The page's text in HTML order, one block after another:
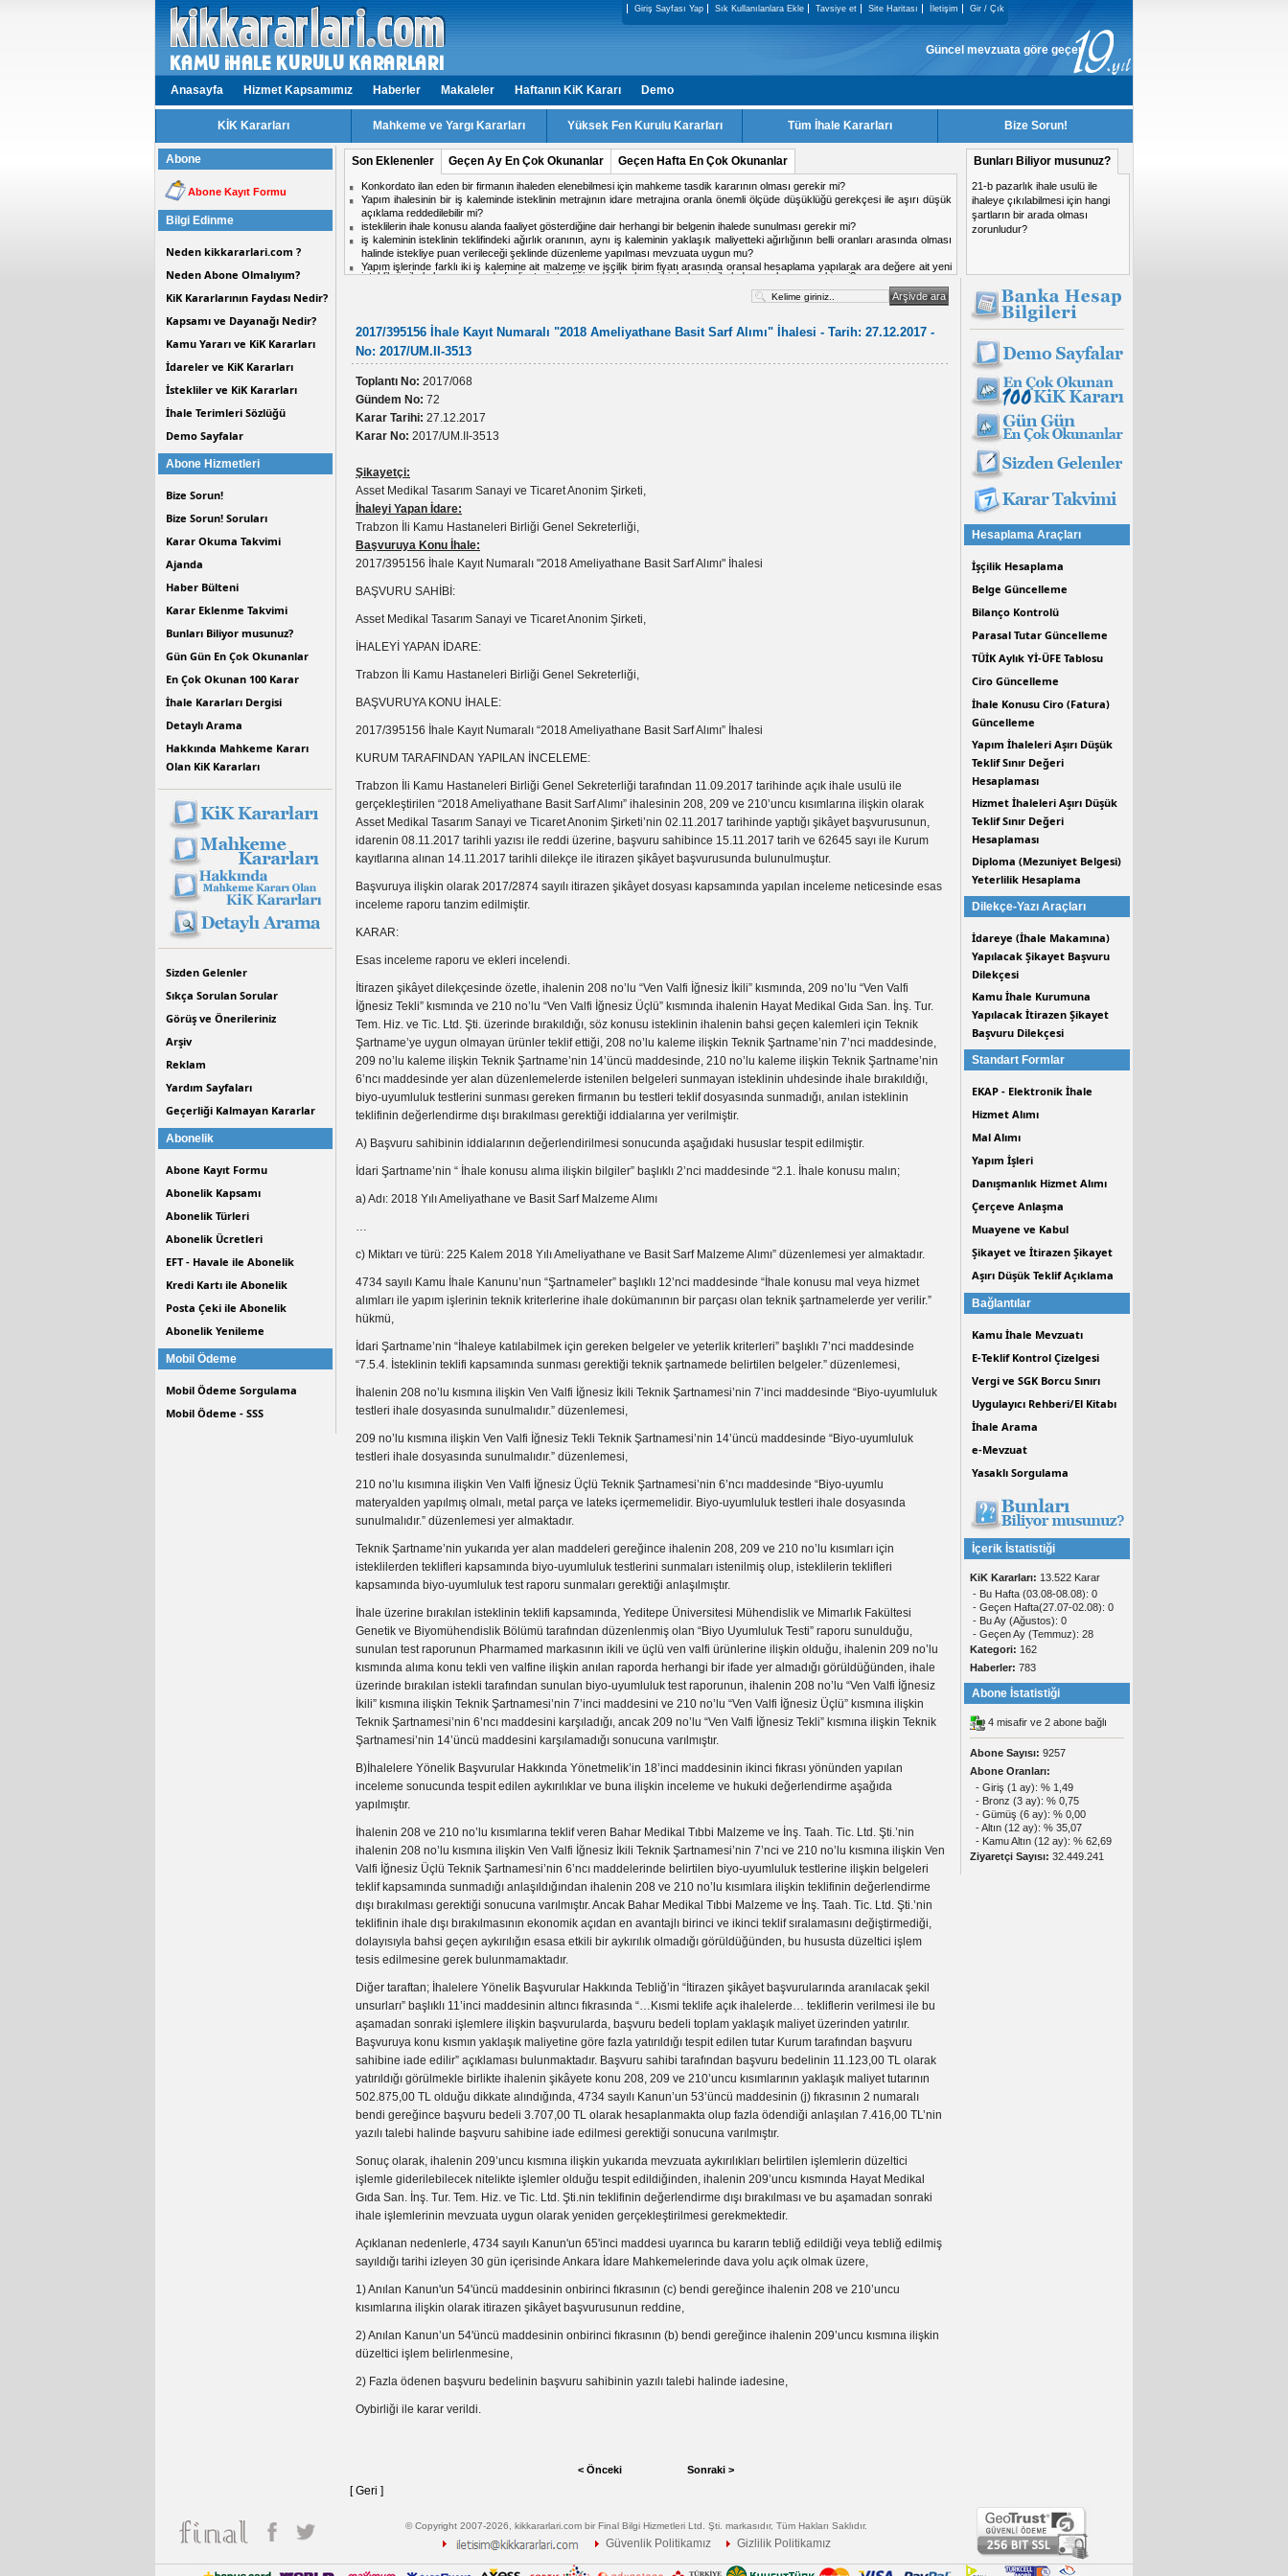
Giriş Sayfası Yap Sık Kullanılanlara Ekle Tavsiye et Site Haritası İletişim Gir / Çık
Güncel mevzuata göre geçerliği kalmayan KiK Kararları, sitemizden
Anasayfa Hizmet Kapsamımız Haberler Makaleler Haftanın KiK Kararı Demo
KİK Kararları Mahkeme ve Yargı Kararları Yüksek Fen Kurulu Kararları Tüm İhale Kararları Bize Sorun!
Abone
Abone Kayıt Formu
Bilgi Edinme
Neden kikkararlari.com ?
Neden Abone Olmalıyım?
KiK Kararlarının Faydası Nedir?
Kapsamı ve Dayanağı Nedir?
Kamu Yararı ve KiK Kararları
İdareler ve KiK Kararları
İstekliler ve KiK Kararları
İhale Terimleri Sözlüğü
Demo Sayfalar
Abone Hizmetleri
Bize Sorun!
Bize Sorun! Soruları
Karar Okuma Takvimi
Ajanda
Haber Bülteni
Karar Eklenme Takvimi
Bunları Biliyor musunuz?
Gün Gün En Çok Okunanlar
En Çok Okunan 100 Karar
İhale Kararları Dergisi
Detaylı Arama
Hakkında Mahkeme Kararı
Olan KiK Kararları
Sizden Gelenler
Sıkça Sorulan Sorular
Görüş ve Önerileriniz
Arşiv
Reklam
Yardım Sayfaları
Geçerliği Kalmayan Kararlar
Abonelik
Abone Kayıt Formu
Abonelik Kapsamı
Abonelik Türleri
Abonelik Ücretleri
EFT - Havale ile Abonelik
Kredi Kartı ile Abonelik
Posta Çeki ile Abonelik
Abonelik Yenileme
Mobil Ödeme
Mobil Ödeme Sorgulama
Mobil Ödeme - SSS
Son Eklenenler Geçen Ay En Çok Okunanlar Geçen Hafta En Çok Okunanlar
Konkordato ilan eden bir firmanın ihaleden elenebilmesi için mahkeme tasdik kararının olması gerekir mi?
Yapım ihalesinin bir iş kaleminde isteklinin metrajının idare metrajına oranla önemli ölçüde düşüklüğü gerekçesi ile aşırı düşük
açıklama reddedilebilir mi?
isteklilerin ihale konusu alanda faaliyet gösterdiğine dair herhangi bir belgenin ihalede sunulması gerekir mi?
iş kaleminin isteklinin teklifindeki ağırlık oranının, aynı iş kaleminin yaklaşık maliyetteki ağırlığının belli oranları arasında olması
halinde istekliye puan verileceği şeklinde düzenleme yapılması mevzuata uygun mu?
Yapım işlerinde farklı iki iş kalemine ait malzeme ve işçilik birim fiyatı arasında oransal hesaplama yapılarak ara değere ait yeni
isteklilerin ihale konusu alanda faaliyet gösterdiğine dair herhangi bir belgenin ihalede sunulması gerekir mi?
Aynı ihalede iki firmadan birinin doküman indirmiş olduğu IP adresinden diğer firmanın da teklif vermesi yasaklanma nedeni
ihale komisyon kararı için karşı oy kullanan üyeler gerekçesini yazması gerekir mi?
Personel taşıma ihalesinde, kesin teminat süresinin 2 yıl olarak belirlenmesi mevzuata uygun mu?
Kısmi zamanlı çalışma yapacak personel için teklif c?etvelinde ayrı satır açılabilir mi
Bunları Biliyor musunuz?
21-b pazarlık ihale usulü ile
ihaleye çıkılabilmesi için hangi
şartların bir arada olması
zorunludur?
2017/395156 İhale Kayıt Numaralı "2018 Ameliyathane Basit Sarf Alımı" İhalesi - Tarih: 27.12.2017 -
No: 2017/UM.II-3513
Toplantı No: 2017/068
Gündem No: 72
Karar Tarihi: 27.12.2017
Karar No: 2017/UM.II-3513
Şikayetçi:
Asset Medikal Tasarım Sanayi ve Ticaret Anonim Şirketi,
İhaleyi Yapan İdare:
Trabzon İli Kamu Hastaneleri Birliği Genel Sekreterliği,
Başvuruya Konu İhale:
2017/395156 İhale Kayıt Numaralı "2018 Ameliyathane Basit Sarf Alımı" İhalesi
BAŞVURU SAHİBİ:
Asset Medikal Tasarım Sanayi ve Ticaret Anonim Şirketi,
İHALEYİ YAPAN İDARE:
Trabzon İli Kamu Hastaneleri Birliği Genel Sekreterliği,
BAŞVURUYA KONU İHALE:
2017/395156 İhale Kayıt Numaralı “2018 Ameliyathane Basit Sarf Alımı” İhalesi
KURUM TARAFINDAN YAPILAN İNCELEME:
Trabzon İli Kamu Hastaneleri Birliği Genel Sekreterliği tarafından 11.09.2017 tarihinde açık ihale usulü ile
gerçekleştirilen “2018 Ameliyathane Basit Sarf Alımı” ihalesinin 208, 209 ve 210’uncu kısımlarına ilişkin olarak
Asset Medikal Tasarım Sanayi ve Ticaret Anonim Şirketi’nin 02.11.2017 tarihinde yaptığı şikâyet başvurusunun,
idarenin 08.11.2017 tarihli yazısı ile reddi üzerine, başvuru sahibince 15.11.2017 tarih ve 62645 sayı ile Kurum
kayıtlarına alınan 14.11.2017 tarihli dilekçe ile itirazen şikâyet başvurusunda bulunulmuştur.
Başvuruya ilişkin olarak 2017/2874 sayılı itirazen şikâyet dosyası kapsamında yapılan inceleme neticesinde esas
inceleme raporu tanzim edilmiştir.
KARAR:
Esas inceleme raporu ve ekleri incelendi.
İtirazen şikâyet dilekçesinde özetle, ihalenin 208 no’lu “Ven Valfi İğnesiz İkili” kısmında, 209 no’lu “Ven Valfi
İğnesiz Tekli” kısmında ve 210 no’lu “Ven Valfi İğnesiz Üçlü” kısmında ihalenin Hayat Medikal Gıda San. İnş. Tur.
Tem. Hiz. ve Tic. Ltd. Şti. üzerinde bırakıldığı, söz konusu isteklinin ihalenin bahsi geçen kalemleri için Teknik
Şartname’ye uygun olmayan ürünler teklif ettiği, 208 no’lu kaleme ilişkin Teknik Şartname’nin 7’nci maddesinde,
209 no’lu kaleme ilişkin Teknik Şartname’nin 14’üncü maddesinde, 210 no’lu kaleme ilişkin Teknik Şartname’nin
6’ncı maddesinde yer alan düzenlemelerde istenilen belgeleri sunmayan isteklinin uhdesinde ihale bırakıldığı,
biyo-uyumluluk testlerini sunması gereken firmanın bu testleri teklif dosyasında sunmadığı, anılan isteklinin
teklifinin değerlendirme dışı bırakılması gerektiği iddialarına yer verilmiştir.
A) Başvuru sahibinin iddialarının değerlendirilmesi sonucunda aşağıdaki hususlar tespit edilmiştir.
İdari Şartname’nin “ İhale konusu alıma ilişkin bilgiler” başlıklı 2’nci maddesinde “2.1. İhale konusu malın;
a) Adı: 2018 Yılı Ameliyathane ve Basit Sarf Malzeme Alımı
…
c) Miktarı ve türü: 225 Kalem 2018 Yılı Ameliyathane ve Basit Sarf Malzeme Alımı” düzenlemesi yer almaktadır.
4734 sayılı Kamu İhale Kanunu’nun “Şartnameler” başlıklı 12’nci maddesinde “İhale konusu mal veya hizmet
alımları ile yapım işlerinin teknik kriterlerine ihale dokümanının bir parçası olan teknik şartnamelerde yer verilir.”
hükmü,
İdari Şartname’nin “İhaleye katılabilmek için gereken belgeler ve yeterlik kriterleri” başlıklı 7’nci maddesinde
“7.5.4. İsteklinin teklifi kapsamında sunması gerektiği teknik şartnamede belirtilen belgeler.” düzenlemesi,
İhalenin 208 no’lu kısmına ilişkin Ven Valfi İğnesiz İkili Teknik Şartnamesi’nin 7’inci maddesinde “Biyo-uyumluluk
testleri ihale dosyasında sunulmalıdır.” düzenlemesi,
209 no’lu kısmına ilişkin Ven Valfi İğnesiz Tekli Teknik Şartnamesi’nin 14’üncü maddesinde “Biyo-uyumluluk
testleri ihale dosyasında sunulmalıdır.” düzenlemesi,
210 no’lu kısımına ilişkin Ven Valfi İğnesiz Üçlü Teknik Şartnamesi’nin 6’ncı maddesinde “Biyo-uyumlu
materyalden yapılmış olmalı, metal parça ve lateks içermemelidir. Biyo-uyumluluk testleri ihale dosyasında
sunulmalıdır.” düzenlemesi yer almaktadır.
Teknik Şartname’nin yukarıda yer alan maddeleri gereğince ihalenin 208, 209 ve 210 no’lu kısımları için
isteklilerden teklifleri kapsamında biyo-uyumluluk testlerini sunmaları istenilmiş olup, isteklilerin teklifleri
kapsamında biyo-uyumluluk test raporu sunmaları gerektiği anlaşılmıştır.
İhale üzerine bırakılan isteklinin teklifi kapsamında, Yeditepe Üniversitesi Mühendislik ve Mimarlık Fakültesi
Genetik ve Biyomühendislik Bölümü tarafından düzenlenmiş olan “Biyo Uyumluluk Testi” raporu sunulduğu,
sunulan test raporunun Pharmamed markasının ikili ve üçlü ven valfi ürünlerine ilişkin olduğu, ihalenin 209 no’lu
kısmında alıma konu tekli ven valfine ilişkin anılan raporda herhangi bir ifade yer almadığı görüldüğünden, ihale
üzerinde bırakılan istekli tarafından sunulan biyo-uyumluluk test raporunun, ihalenin 208 no’lu “Ven Valfi İğnesiz
İkili” kısmına ilişkin Teknik Şartnamesi’nin 7’inci maddesini ve 210 no’lu “Ven Valfi İğnesiz Üçlü” kısmına ilişkin
Teknik Şartnamesi’nin 6’ncı maddesini karşıladığı, ancak 209 no’lu “Ven Valfi İğnesiz Tekli” kısmına ilişkin Teknik
Şartnamesi’nin 14’üncü maddesini karşılamadığı sonucuna varılmıştır.
B)İhalelere Yönelik Başvurular Hakkında Yönetmelik’in 18’inci maddesinin ikinci fıkrası yönünden yapılan
inceleme sonucunda tespit edilen aykırılıklar ve buna ilişkin inceleme ve hukuki değerlendirme aşağıda
yapılmıştır.
İhalenin 208 ve 210 no’lu kısımlarına teklif veren Bahar Medikal Tıbbi Malzeme ve İnş. Taah. Tic. Ltd. Şti.’nin
ihalenin 208 no’lu kısmına ilişkin Ven Valfi İğnesiz İkili Teknik Şartnamesi’nin 7’nci ve 210 no’lu kısmına ilişkin Ven
Valfi İğnesiz Üçlü Teknik Şartnamesi’nin 6’ncı maddelerinde belirtilen biyo-uyumluluk testlerine ilişkin belgeleri
teklif kapsamında sunmadığı anlaşıldığından ihalenin 208 ve 210 no’lu kısımlara ilişkin teklifinin değerlendirme
dışı bırakılması gerektiği sonucuna varılmıştır. Ancak Bahar Medikal Tıbbi Malzeme ve İnş. Taah. Tic. Ltd. Şti.’nin
teklifinin ihale dışı bırakılmasının ekonomik açıdan en avantajlı birinci ve ikinci teklif sıralamasını değiştirmediği,
dolayısıyla bahsi geçen aykırılığın esasa etkili bir aykırılık olmadığı görüldüğünden, bu hususta düzeltici işlem
tesis edilmesine gerek bulunmamaktadır.
Diğer taraftan; İhalelere Yönelik Başvurular Hakkında Tebliğ’in “İtirazen şikâyet başvurularında aranılacak şekil
unsurları” başlıklı 11’inci maddesinin altıncı fıkrasında “…Kısmi teklife açık ihalelerde… tekliflerin verilmesi ile bu
aşamadan sonraki işlemlere ilişkin başvurularda, başvuru bedeli toplam yaklaşık maliyet üzerinden yatırılır.
Başvuruya konu kısmın yaklaşık maliyetine göre fazla yatırıldığı tespit edilen tutar Kurum tarafından başvuru
sahibine iade edilir” açıklaması bulunmaktadır. Başvuru sahibi tarafından başvuru bedelinin 11.123,00 TL olarak
yatırıldığı görülmekle birlikte ihalenin şikâyete konu 208, 209 ve 210’uncu kısımlarının yaklaşık maliyet tutarının
502.875,00 TL olduğu dikkate alındığında, 4734 sayılı Kanun’un 53’üncü maddesinin (j) fıkrasının 2 numaralı
bendi gereğince başvuru bedeli 3.707,00 TL olarak hesaplanmakta olup fazla ödendiği anlaşılan 7.416,00 TL’nin
yazılı talebi halinde başvuru sahibine iade edilmesi gerektiği sonucuna varılmıştır.
Sonuç olarak, ihalenin 209’uncu kısmına ilişkin yukarıda mevzuata aykırılıkları belirtilen işlemlerin düzeltici
işlemle giderilebilecek nitelikte işlemler olduğu tespit edildiğinden, ihalenin 209’uncu kısmında Hayat Medikal
Gıda San. İnş. Tur. Tem. Hiz. ve Tic. Ltd. Şti.nin teklifinin değerlendirme dışı bırakılması ve bu aşamadan sonraki
ihale işlemlerinin mevzuata uygun olarak yeniden gerçekleştirilmesi gerekmektedir.
Açıklanan nedenlerle, 4734 sayılı Kanun'un 65'inci maddesi uyarınca bu kararın tebliğ edildiği veya tebliğ edilmiş
sayıldığı tarihi izleyen 30 gün içerisinde Ankara İdare Mahkemelerinde dava yolu açık olmak üzere,
1) Anılan Kanun'un 54'üncü maddesinin onbirinci fıkrasının (c) bendi gereğince ihalenin 208 ve 210’uncu
kısımlarına ilişkin olarak itirazen şikâyet başvurusunun reddine,
2) Anılan Kanun’un 54'üncü maddesinin onbirinci fıkrasının (b) bendi gereğince ihalenin 209’uncu kısmına ilişkin
düzeltici işlem belirlenmesine,
2) Fazla ödenen başvuru bedelinin başvuru sahibinin yazılı talebi halinde iadesine,
Oybirliği ile karar verildi.
< Önceki Sonraki >
[ Geri ]
Hesaplama Araçları
İşçilik Hesaplama
Belge Güncelleme
Bilanço Kontrolü
Parasal Tutar Güncelleme
TÜİK Aylık Yİ-ÜFE Tablosu
Ciro Güncelleme
İhale Konusu Ciro (Fatura)
Güncelleme
Yapım İhaleleri Aşırı Düşük
Teklif Sınır Değeri
Hesaplaması
Hizmet İhaleleri Aşırı Düşük
Teklif Sınır Değeri
Hesaplaması
Diploma (Mezuniyet Belgesi)
Yeterlilik Hesaplama
Dilekçe-Yazı Araçları
İdareye (İhale Makamına)
Yapılacak Şikayet Başvuru
Dilekçesi
Kamu İhale Kurumuna
Yapılacak İtirazen Şikayet
Başvuru Dilekçesi
Standart Formlar
EKAP - Elektronik İhale
Hizmet Alımı
Mal Alımı
Yapım İşleri
Danışmanlık Hizmet Alımı
Çerçeve Anlaşma
Muayene ve Kabul
Şikayet ve İtirazen Şikayet
Aşırı Düşük Teklif Açıklama
Bağlantılar
Kamu İhale Mevzuatı
E-Teklif Kontrol Çizelgesi
Vergi ve SGK Borcu Sınırı
Uygulayıcı Rehberi/El Kitabı
İhale Arama
e-Mevzuat
Yasaklı Sorgulama
İçerik İstatistiği
KiK Kararları: 13.522 Karar
- Bu Hafta (03.08-08.08): 0
- Geçen Hafta(27.07-02.08): 0
- Bu Ay (Ağustos): 0
- Geçen Ay (Temmuz): 28
Kategori: 162
Haberler: 783
Abone İstatistiği
4 misafir ve 2 abone bağlı
Abone Sayısı: 9257
Abone Oranları:
- Giriş (1 ay): % 1,49
- Bronz (3 ay): % 0,75
- Gümüş (6 ay): % 0,00
- Altın (12 ay): % 35,07
- Kamu Altın (12 ay): % 62,69
Ziyaretçi Sayısı: 32.449.241
© Copyright 2007-2026, kikkararlari.com bir Final Bilgi Hizmetleri Ltd. Şti. markasıdır, Tüm Hakları Saklıdır.
Güvenlik Politikamız Gizlilik Politikamız